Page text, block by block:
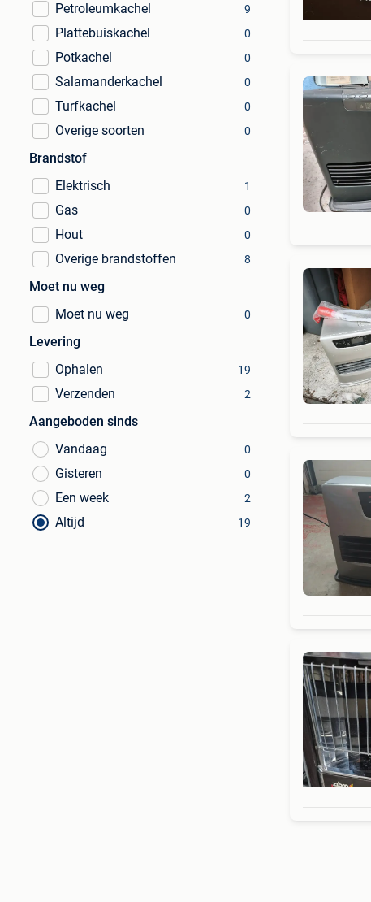
Petroleumkachel 9
Plattebuiskachel 0
Potkachel 0
Salamanderkachel 0
Turfkachel 0
Overige soorten 0
Brandstof
Elektrisch
1
Gas 0
Hout 0
Overige brandstoffen 8
Moet nu weg
Moet nu weg
0
Levering
Ophalen
19
Verzenden 2
Aangeboden sinds
Vandaag
0
Gisteren 0
Een week 2
Altijd 19